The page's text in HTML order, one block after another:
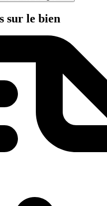
sur le bien